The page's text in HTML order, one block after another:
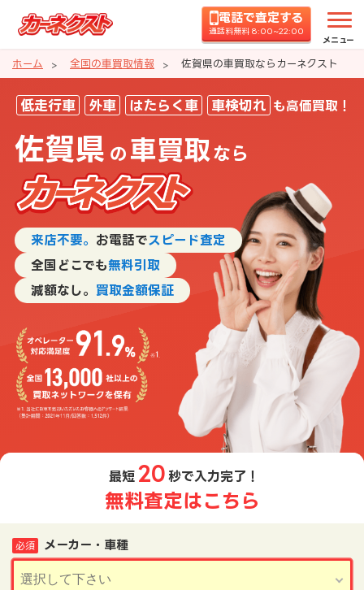
電話で査定する
通話料無料 8:00~22:00
メニュー
ホーム 全国の車買取情報 佐賀県の車買取ならカーネクスト
佐賀県の車買取ならカーネクスト
低走行車 外車 はたらく車 車検切れ も高価買取！
佐賀県 の 車買取 なら
来店不要。 お電話でスピード査定
全国どこでも無料引取
減額なし。 買取金額保証
最短 20 秒で入力完了！
無料査定はこちら
メーカー・車種
必須